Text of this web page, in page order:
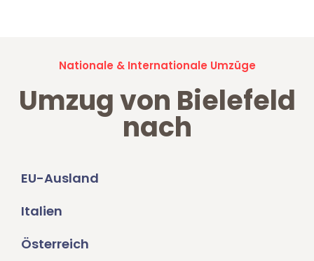
Nationale & Internationale Umzüge
Umzug von Bielefeld
nach
EU-Ausland
Italien
Österreich